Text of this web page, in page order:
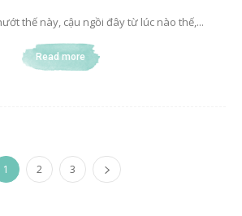
thế này, cậu ngồi đây từ lúc nào thế,...
Read more
1 2 3